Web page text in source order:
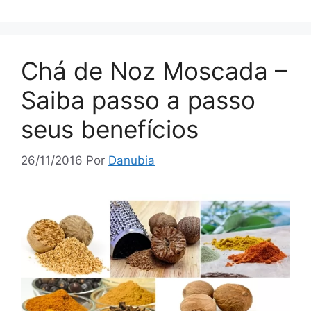
Chá de Noz Moscada –
Saiba passo a passo
seus benefícios
26/11/2016 Por Danubia